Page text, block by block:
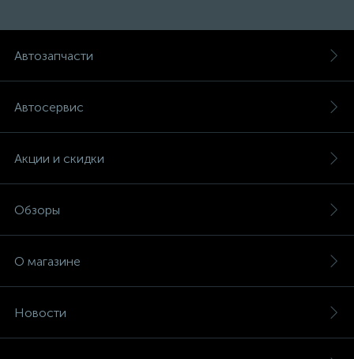
Автозапчасти
Автосервис
Акции и скидки
Обзоры
О магазине
Новости